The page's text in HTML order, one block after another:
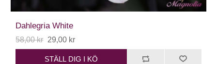
Dahlegria White
58,00 kr 29,00 kr
STÄLL DIG I KÖ